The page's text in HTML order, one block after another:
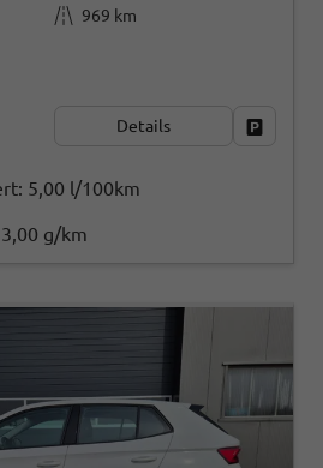
969 km
Details
5,00 l/100km
g/km